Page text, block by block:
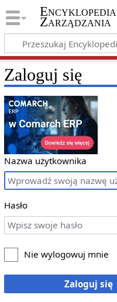
Encyklopedia
Zarządzania
Zaloguj się
Nazwa użytkownika
Hasło
Nie wylogowuj mnie
Zaloguj się